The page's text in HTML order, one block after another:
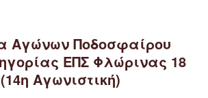
Κατηγορίας
ΕΠΣ
Φλώρινας
18
Αγώνων Ποδοσφαίρου
ΕΠΣ Φλώρινας 18
Αγωνιστική)